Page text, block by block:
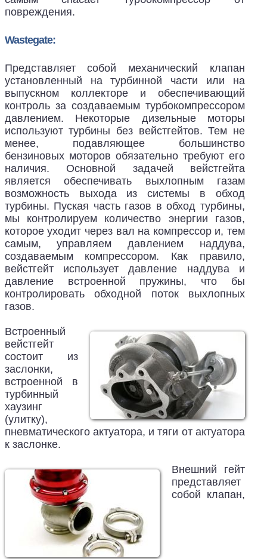
повреждения.
Wastegate:
Представляет собой механический клапан
установленный на турбинной части или на
выпускном коллекторе и обеспечивающий
контроль за создаваемым турбокомпрессором
давлением. Некоторые дизельные моторы
используют турбины без вейстгейтов. Тем не
менее, подавляющее большинство
бензиновых моторов обязательно требуют его
наличия. Основной задачей вейстгейта
является обеспечивать выхлопным газам
возможность выхода из системы в обход
турбины. Пуская часть газов в обход турбины,
мы контролируем количество энергии газов,
которое уходит через вал на компрессор и, тем
самым, управляем давлением наддува,
создаваемым компрессором. Как правило,
вейстгейт использует давление наддува и
давление встроенной пружины, что бы
контролировать обходной поток выхлопных
газов.
Встроенный
вейстгейт
состоит из
заслонки,
встроенной в
турбинный
хаузинг
(улитку),
пневматического актуатора, и тяги от актуатора
к заслонке.
Внешний гейт
представляет
собой клапан,